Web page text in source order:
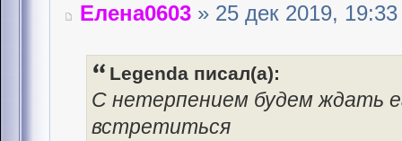
Елена0603 » 25 дек 2019, 19:33
Legenda писал(а):
С нетерпением будем ждать
встретиться